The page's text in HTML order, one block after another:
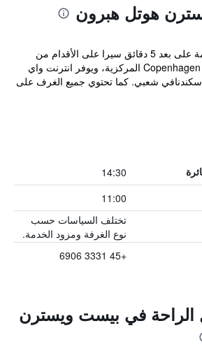
هوتل هبرون
يقع هذا الفندق الجيد القيمة على بعد 5 دقائق سيرا على الأقدام من
Tivoli Gardens ومحطة Copenhagen المركزية، ويوفر انترنت واي
اسكندنافي شعبي. كما تحتوي جميع الغرف على
14:30
11:00
تختلف السياسات حسب
نوع الغرفة ومزود الخدمة.
+45 3331 6906
الراحة في بيست ويسترن